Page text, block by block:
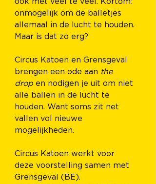
onmogelijk om de balletjes
allemaal in de lucht te houden.
Maar is dat zo erg?
Circus Katoen en Grensgeval
brengen een ode aan the
drop en nodigen je uit om niet
alle ballen in de lucht te
houden. Want soms zit net
vallen vol nieuwe
mogelijkheden.
Circus Katoen werkt voor
deze voorstelling samen met
Grensgeval (BE).